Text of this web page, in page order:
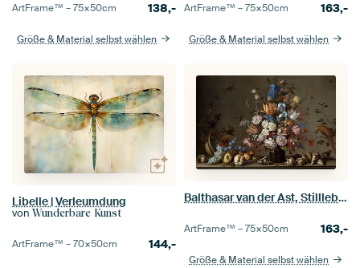
ArtFrame™ –75×50cm 138,-
Größe & Material selbst wählen
ArtFrame™ –75×50cm 163,-
Größe & Material selbst wählen
Libelle | Verleumdung
von Wunderbare Kunst
ArtFrame™ –70×50cm 144,-
Balthasar van der Ast, Stillleben mit Obstkorb, eine Vase mit Blumen und Muscheln
ArtFrame™ –75×50cm 163,-
Größe & Material selbst wählen